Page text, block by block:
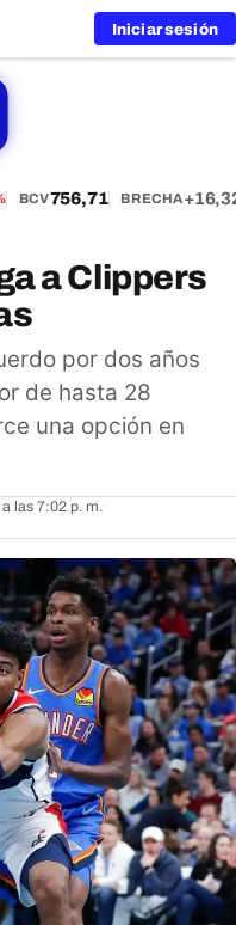
Iniciar sesión
BCV756,71 BRECHA
a Clippers
por dos años
de hasta 28
una opción en
las 7:02 p. m.